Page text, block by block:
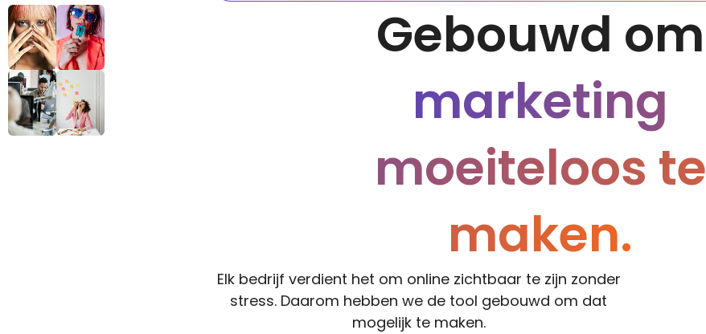
Gebouwd om
marketing
moeiteloos te
maken.
Elk bedrijf verdient het om online zichtbaar te zijn zonder
stress. Daarom hebben we de tool gebouwd om dat
mogelijk te maken.